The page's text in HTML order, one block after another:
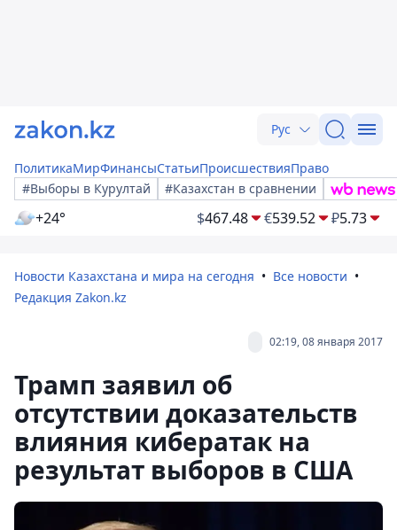
Рус
ПолитикаМирФинансыСтатьиПроисшествияПраво
#Выборы в Курултай
#Казахстан в сравнении
+24° $467.48 €539.52 ₽5.73
Новости Казахстана и мира на сегодня
Все новости
Редакция Zakon.kz
02:19, 08 января 2017
Трамп заявил об
отсутствии доказательств
влияния кибератак на
результат выборов в США